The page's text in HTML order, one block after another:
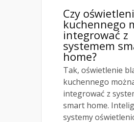
Czy
kuchennego
integrować z
systemem
home?
Tak, oświetlenie
kuchennego
integrować z
smart home.
systemy